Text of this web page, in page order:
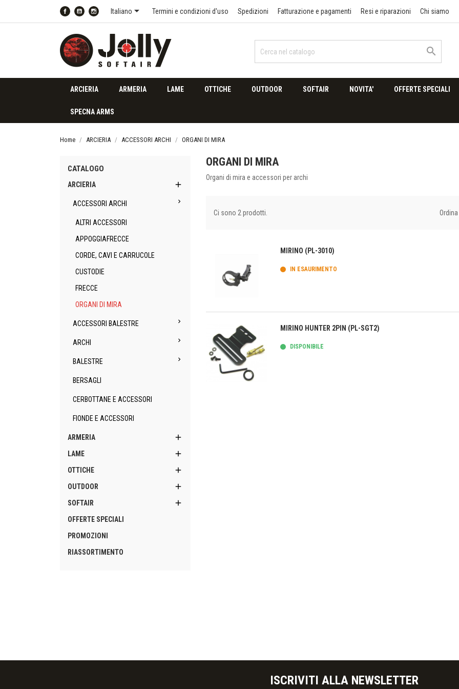
FacebookYouTube
Italiano Termini e condizioni d'uso Spedizioni Fatturazione e pagamenti Resi e riparazioni Chi siamo

ARCIERIA ARMERIA LAME OTTICHE OUTDOOR SOFTAIR NOVITA' OFFERTE SPECIALI
SPECNA ARMS
Home ARCIERIA ACCESSORI ARCHI ORGANI DI MIRA
CATALOGO
ARCIERIA 
ACCESSORI ARCHI 
ALTRI ACCESSORI
APPOGGIAFRECCE
CORDE, CAVI E CARRUCOLE
CUSTODIE
FRECCE
ORGANI DI MIRA
ACCESSORI BALESTRE 
ARCHI 
BALESTRE 
BERSAGLI
CERBOTTANE E ACCESSORI
FIONDE E ACCESSORI
ARMERIA 
LAME 
OTTICHE 
OUTDOOR 
SOFTAIR 
OFFERTE SPECIALI
PROMOZIONI
RIASSORTIMENTO
ORGANI DI MIRA
Organi di mira e accessori per archi
Ci sono 2 prodotti.
Anteprima
MIRINO (PL-3010)
IN ESAURIMENTO
MIRINO HUNTER 2PIN (PL-SGT2)
DISPONIBILE
ISCRIVITI ALLA NEWSLETTER